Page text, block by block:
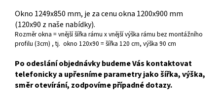
Okno 1249x850 mm, je za cenu okna 1200x900 mm
(120x90 z naše nabídky).
Rozměr okna = vnější šířka rámu x vnější výška rámu bez montážního
profilu (3cm) , tj. okno 120x90 = šířka 120 cm, výška 90 cm
Po odeslání objednávky budeme Vás kontaktovat
telefonicky a upřesníme parametry jako šířka, výška,
směr otevírání, zodpovíme případné dotazy.